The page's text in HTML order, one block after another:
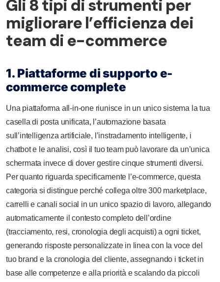
Gli 8 tipi di strumenti per
migliorare l’efficienza dei
team di e-commerce
1. Piattaforme di supporto e-
commerce complete
Una piattaforma all-in-one riunisce in un unico sistema la tua
casella di posta unificata, l’automazione basata
sull’intelligenza artificiale, l’instradamento intelligente, i
chatbot e le analisi, così il tuo team può lavorare da un’unica
schermata invece di dover gestire cinque strumenti diversi.
Per quanto riguarda specificamente l’e-commerce, questa
categoria si distingue perché collega oltre 300 marketplace,
carrelli e canali social in un unico spazio di lavoro, allegando
automaticamente il contesto completo dell’ordine
(tracciamento, resi, cronologia degli acquisti) a ogni ticket,
generando risposte personalizzate in linea con la voce del
tuo brand e la cronologia del cliente, assegnando i ticket in
base alle competenze e alla priorità e scalando da piccoli